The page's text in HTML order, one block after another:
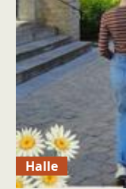
Halle